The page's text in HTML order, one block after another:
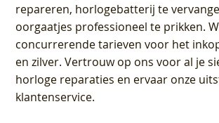
repareren, horlogebatterij te
oorgaatjes professioneel te prikken.
concurrerende tarieven voor het
en zilver. Vertrouw op ons voor al je
horloge reparaties en ervaar onze
klantenservice.